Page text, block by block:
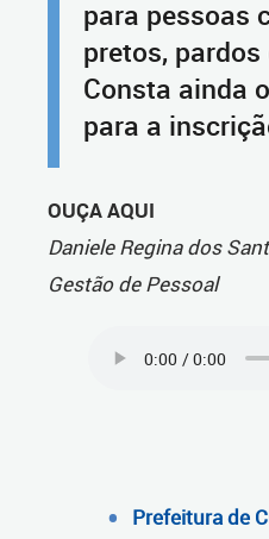
para pessoas
pretos,
Consta ainda
para a
OUÇA AQUI
Daniele Regina dos
Gestão de Pessoal
Prefeitura de